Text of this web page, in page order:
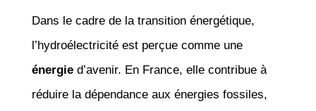
Dans le cadre de la transition énergétique,
l’hydroélectricité est perçue comme une
énergied’avenir. En France, elle contribue à
réduire la dépendance aux énergies fossiles,